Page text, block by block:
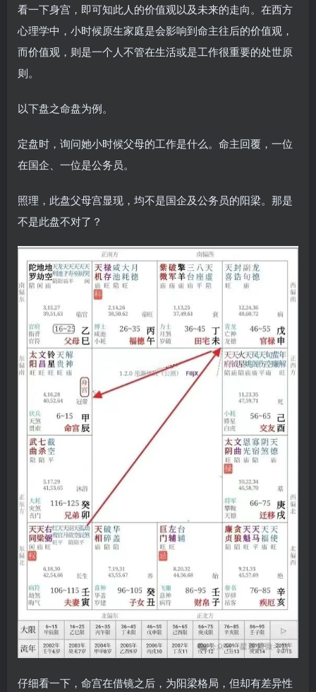
看一下身宫，即可知此人的价值观以及未来的走向。在西方
心理学中，小时候原生家庭是会影响到命主往后的价值观，
而价值观，则是一个人不管在生活或是工作很重要的处世原
则。
以下盘之命盘为例。
定盘时，询问她小时候父母的工作是什么。命主回覆，一位
在国企、一位是公务员。
照理，此盘父母宫显现，均不是国企及公务员的阳梁。那是
不是此盘不对了？
仔细看一下，命宫在借镜之后，为阳梁格局，但却有差异性